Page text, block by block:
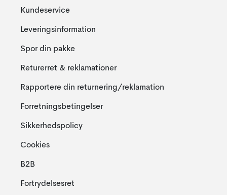
Kundeservice
Leveringsinformation
Spor din pakke
Returerret & reklamationer
Rapportere din returnering/reklamation
Forretningsbetingelser
Sikkerhedspolicy
Cookies
B2B
Fortrydelsesret